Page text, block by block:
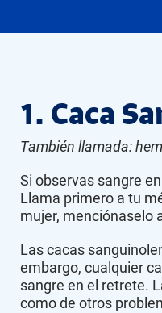
1. Caca
También llamada:
Si observas sangre
Llama primero a tu
mujer, menciónaselo
Las cacas
embargo, cualquier
sangre en el retrete.
como de otros